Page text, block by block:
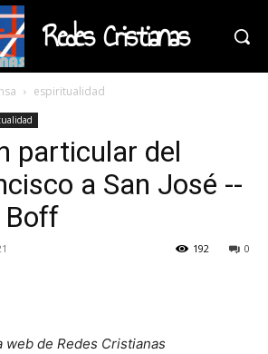
Redes Cristianas
espiritualidad
particular del
a San José --
Boff
0
192
web de Redes Cristianas